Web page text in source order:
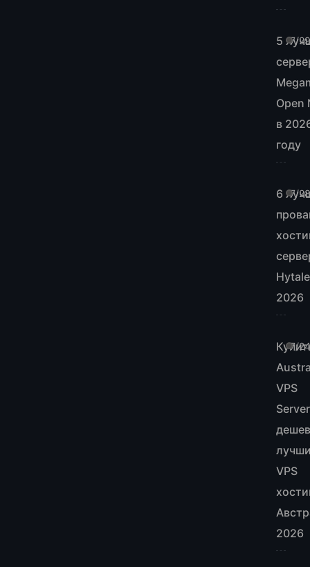
7/
5
Open
в
году
7/
6
2026
7/
VPS
VPS
2026